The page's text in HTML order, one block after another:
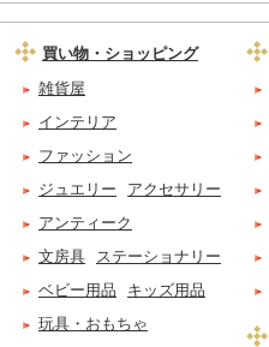
買い物・ショッピング
雑貨屋
インテリア
ファッション
ジュエリー
アクセサリー
アンティーク
文房具
ステーショナリー
ベビー用品
キッズ用品
玩具・おもちゃ